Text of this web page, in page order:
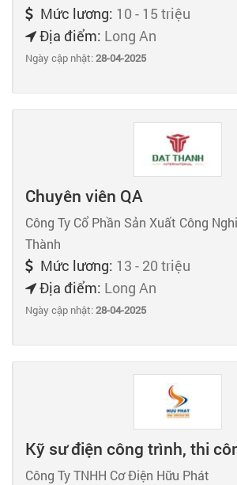
Mức lương: 10 - 15 triệu
Địa điểm: Long An
Ngày cập nhật:28-04-2025
Chuyên viên QA
Công Ty Cổ Phần Sản Xuất Công
Thành
Mức lương: 13 - 20 triệu
Địa điểm: Long An
Ngày cập nhật:28-04-2025
Kỹ sư điện công trình, thi
Công Ty TNHH Cơ Điện Hữu Phát